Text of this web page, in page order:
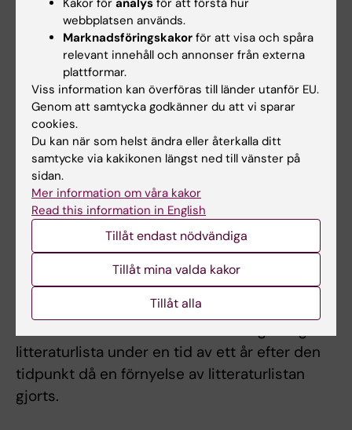
genomföras och redovisas skriftligt och
muntligt.
Student som inte är godkänd efter ordinarie
provtillfälle har rätt att delta vid ytterligare
fem provtillfällen. Om studenten genomfört
sex underkända tentamina/prov ges inte
något ytterligare tentamenstillfälle. Som
provtillfälle räknas de gånger studenten
deltagit i ett och samma prov.
Övergångsbestämmelser
Examination kommer att tillhandahållas under
en tid av två år efter en eventuell nedläggning
litteraturlista under en tid av ett år efter den
tidpunkt då en förnyelse av litteraturlistan
gjorts.
Kakor för analys för att förstå hur
webbplatsen används.
Marknadsföringskakor för att visa och spåra
relevant innehåll och annonser från externa
plattformar.
Viss information kan överföras till länder utanför EU.
Genom att samtycka godkänner du att vi sparar
cookies.
Du kan när som helst ändra eller återkalla ditt
samtycke via kakikonen längst ned till vänster på
sidan.
Mer information om våra kakor
Read this information in English
Tillåt endast nödvändiga
Tillåt mina valda kakor
Tillåt alla